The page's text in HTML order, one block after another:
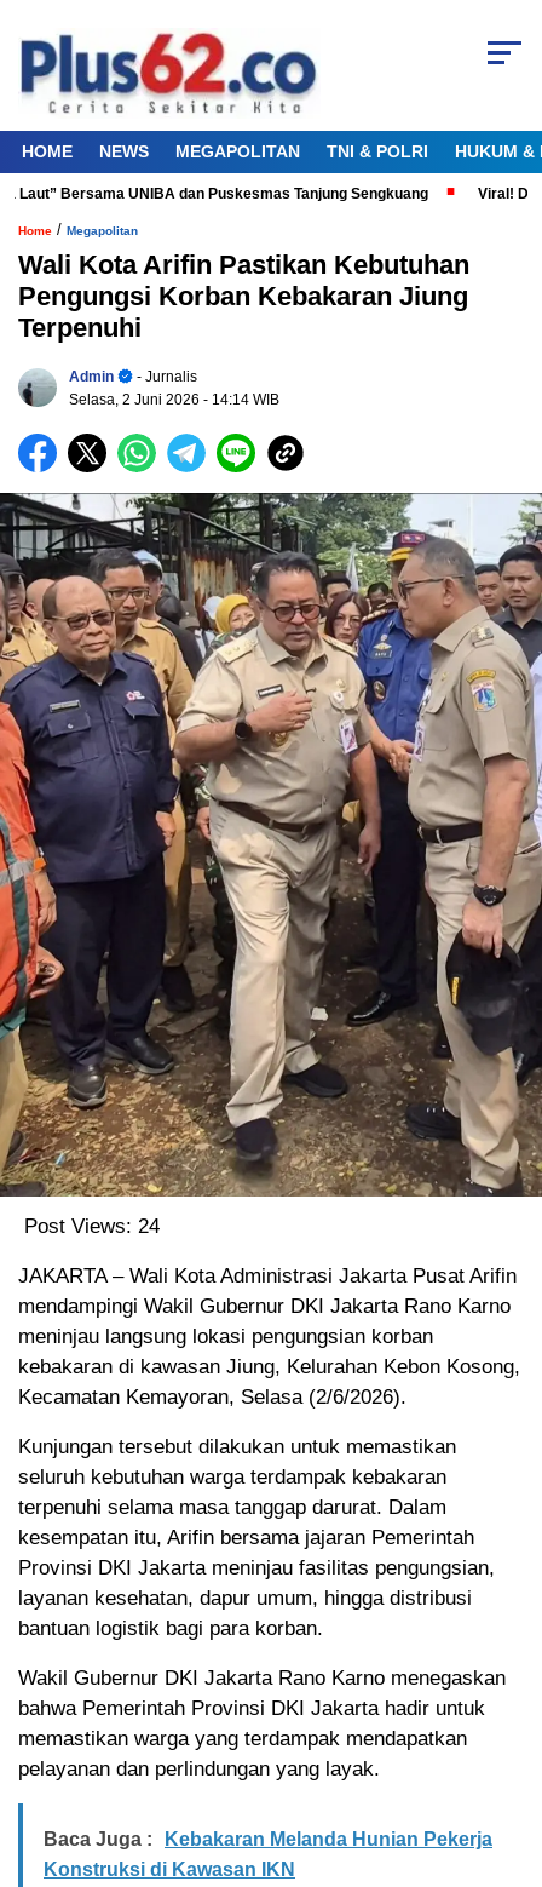
HOME NEWS MEGAPOLITAN TNI & POLRI HUKUM &
Bersama UNIBA dan Puskesmas Tanjung Sengkuang Viral! Diduga
Home / Megapolitan
Wali Kota Arifin Pastikan Kebutuhan
Pengungsi Korban Kebakaran Jiung
Terpenuhi
Admin
- Jurnalis
Selasa, 2 Juni 2026 - 14:14 WIB
Post Views: 24
JAKARTA – Wali Kota Administrasi Jakarta Pusat Arifin
mendampingi Wakil Gubernur DKI Jakarta Rano Karno
meninjau langsung lokasi pengungsian korban
kebakaran di kawasan Jiung, Kelurahan Kebon Kosong,
Kecamatan Kemayoran, Selasa (2/6/2026).
Kunjungan tersebut dilakukan untuk memastikan
seluruh kebutuhan warga terdampak kebakaran
terpenuhi selama masa tanggap darurat. Dalam
kesempatan itu, Arifin bersama jajaran Pemerintah
Provinsi DKI Jakarta meninjau fasilitas pengungsian,
layanan kesehatan, dapur umum, hingga distribusi
bantuan logistik bagi para korban.
Wakil Gubernur DKI Jakarta Rano Karno menegaskan
bahwa Pemerintah Provinsi DKI Jakarta hadir untuk
memastikan warga yang terdampak mendapatkan
pelayanan dan perlindungan yang layak.
Baca Juga :
Kebakaran Melanda Hunian Pekerja
Konstruksi di Kawasan IKN